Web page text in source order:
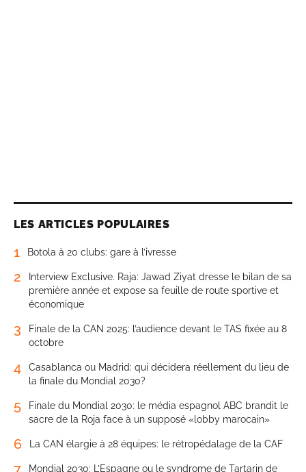
LES ARTICLES POPULAIRES
1 Botola à 20 clubs: gare à l’ivresse
Interview Exclusive. Raja: Jawad Ziyat dresse le bilan de sa
première année et expose sa feuille de route sportive et
économique
Finale de la CAN 2025: l’audience devant le TAS fixée au 8
octobre
Casablanca ou Madrid: qui décidera réellement du lieu de
la finale du Mondial 2030?
Finale du Mondial 2030: le média espagnol ABC brandit le
sacre de la Roja face à un supposé «lobby marocain»
6 La CAN élargie à 28 équipes: le rétropédalage de la CAF